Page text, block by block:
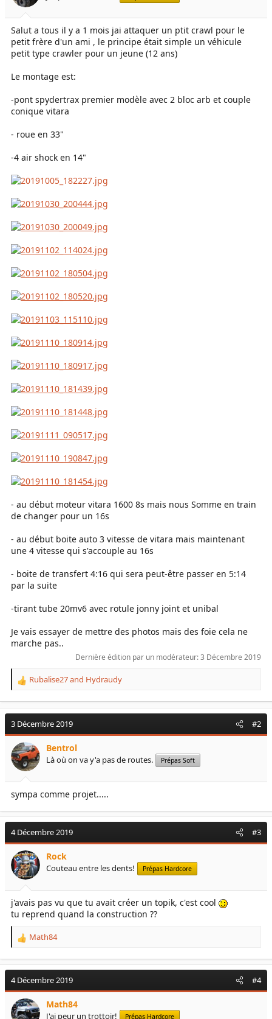
e
l
a
d
i
c
s
s
i
n
b
u
t
Salut a tous il y a 1 mois jai attaquer un ptit crawl pour le
petit frère d'un ami , le principe était simple un véhicule
petit type crawler pour un jeune (12 ans)
Le montage est:
-pont spydertrax premier modèle avec 2 bloc arb et couple
conique vitara
- roue en 33"
-4 air shock en 14"
- au début moteur vitara 1600 8s mais nous Somme en train
de changer pour un 16s
- au début boite auto 3 vitesse de vitara mais maintenant
une 4 vitesse qui s'accouple au 16s
- boite de transfert 4:16 qui sera peut-être passer en 5:14
par la suite
-tirant tube 20mv6 avec rotule jonny joint et unibal
Je vais essayer de mettre des photos mais des foie cela ne
marche pas..
Dernière édition par un modérateur:3 Décembre 2019
R
c
t
i
o
n
s
:
Rubalise27and Hydraudy
3 Décembre 2019 #2
Bentrol
Là où on va y'a pas de routes. Prépas Soft
sympa comme projet.....
4 Décembre 2019 #3
Rock
Couteau entre les dents! Prépas Hardcore
j'avais pas vu que tu avait créer un topik, c'est cool
tu reprend quand la construction ??
R
t
o
Math84
4 Décembre 2019 #4
Math84
J'ai peur un trottoir! Prépas Hardcore